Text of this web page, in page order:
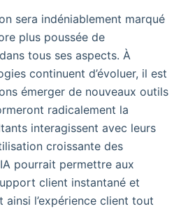
sera indéniablement marqué
plus poussée de
tous ses aspects. À
continuent d’évoluer, il est
émerger de nouveaux outils
radicalement la
interagissent avec leurs
croissante des
pourrait permettre aux
client instantané et
ainsi l’expérience client tout